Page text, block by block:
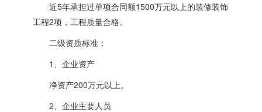
近5年承担过单项合同额1500万元以上的装修装饰
工程2项，工程质量合格。
二级资质标准：
1、企业资产
净资产200万元以上。
2、企业主要人员